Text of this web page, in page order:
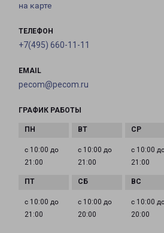
на карте
ТЕЛЕФОН
+7(495) 660-11-11
EMAIL
pecom@pecom.ru
ГРАФИК РАБОТЫ
с 10:00 до
21:00
с 10:00 до
21:00
с 10:00
21:00
с 10:00 до
21:00
с 10:00 до
20:00
с 10:00
20:00